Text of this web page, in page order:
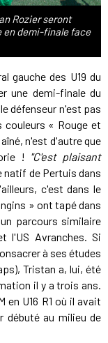
Rozier seront
en demi-finale face
gauche des U19 du
une demi-finale du
défenseur n'est pas
couleurs « Rouge et
n'est d'autre que
! "C'est plaisant
natif de Pertuis dans
c'est dans le
» ont tapé dans
parcours similaire
l'US Avranches. Si
à ses études
Tristan a, lui, été
il y a trois ans.
en U16 R1 où il avait
débuté au milieu de